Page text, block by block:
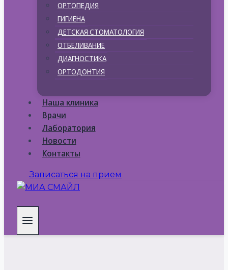
ОРТОПЕДИЯ
ГИГИЕНА
ДЕТСКАЯ СТОМАТОЛОГИЯ
ОТБЕЛИВАНИЕ
ДИАГНОСТИКА
ОРТОДОНТИЯ
Наша клиника
Врачи
Лаборатория
Новости
Контакты
Записаться на прием